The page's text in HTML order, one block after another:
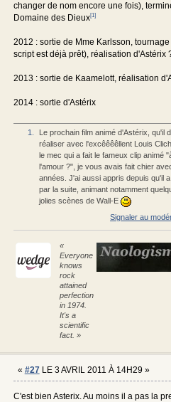
changer de nom encore une fois),
Domaine des Dieux[1]
2012 : sortie de Mme Karlsson,
script est déjà prêt), réalisation d'Astérix
2013 : sortie de Kaamelott, réalisation
2014 : sortie d'Astérix
1.
Le prochain film animé d'Astérix, qu'il
réaliser avec l'excêêêêllent Louis
le mec qui a fait le fameux clip animé
l'amour ?", je vous avais fait chier
années. J'ai aussi appris depuis qu'il
par la suite, animant notamment
jolies scènes de Wall-E
Signaler au
«
Everyone
knows
rock
attained
perfection
in 1974.
It's a
scientific
fact. »
« #27LE 3 AVRIL 2011 À 14H29 »
C'est bien Asterix. Au moins il a pas la